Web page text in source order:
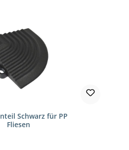
Schwarz für PP
Fliesen